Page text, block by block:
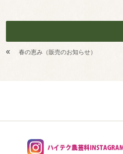
« 春の恵み（販売のお知らせ）